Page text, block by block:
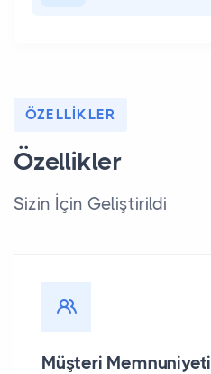
ÖZELLIKLER
Özellikler
Sizin İçin Geliştirildi
Müşteri Memnuniyeti